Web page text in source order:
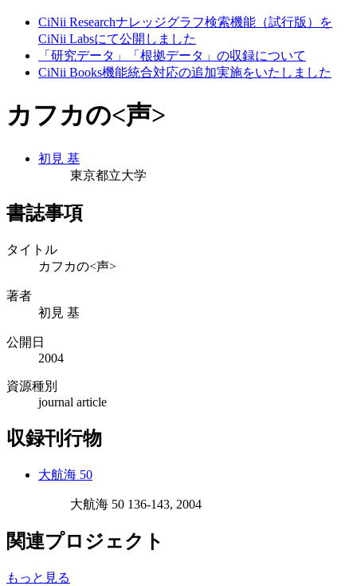
CiNii Researchナレッジグラフ検索機能（試行版）を
CiNii Labsにて公開しました
「研究データ」「根拠データ」の収録について
CiNii Books機能統合対応の追加実施をいたしました
カフカの<声>
初見 基
東京都立大学
書誌事項
タイトル
カフカの<声>
著者
初見 基
公開日
2004
資源種別
journal article
収録刊行物
大航海 50
大航海 50 136-143, 2004
関連プロジェクト
もっと見る